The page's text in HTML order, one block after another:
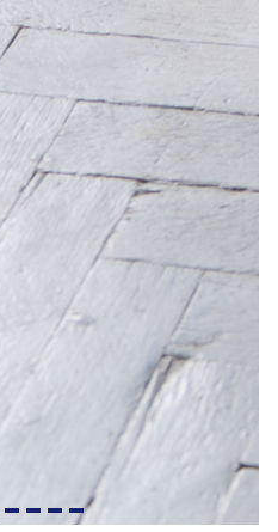
в художника.
крылья?
было. Внешние факторы не
затем случилось
жизнь.
офисные клерки, но
Как проходит
утром, когда
никто не ходит,
и становится тихо. Иногда
порой чаще, а бывает
потому что не
сходить. Утром поток
к обеду стихает, а
с ней вечерний вайб